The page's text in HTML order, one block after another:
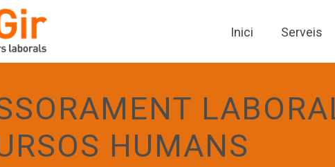
Inici Serveis
HUMANS